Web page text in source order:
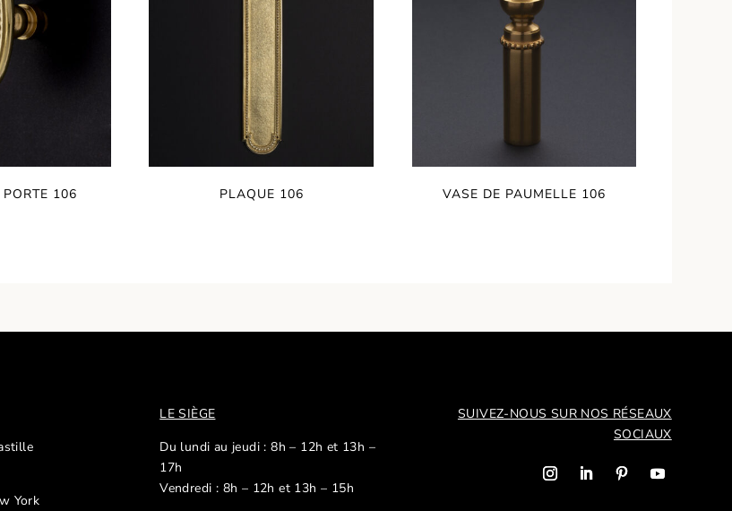
106 PLAQUE 106 VASE DE PAUMELLE 106
York
LE SIÈGE
Du lundi au jeudi : 8h – 12h et 13h –
17h
Vendredi : 8h – 12h et 13h – 15h
SUIVEZ-NOUS SUR NOS RÉSEAUX
SOCIAUX